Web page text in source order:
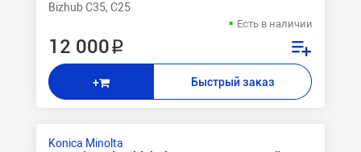
Bizhub C35, C25
Есть в наличии
12 000 ₽
+ Быстрый заказ
Konica Minolta